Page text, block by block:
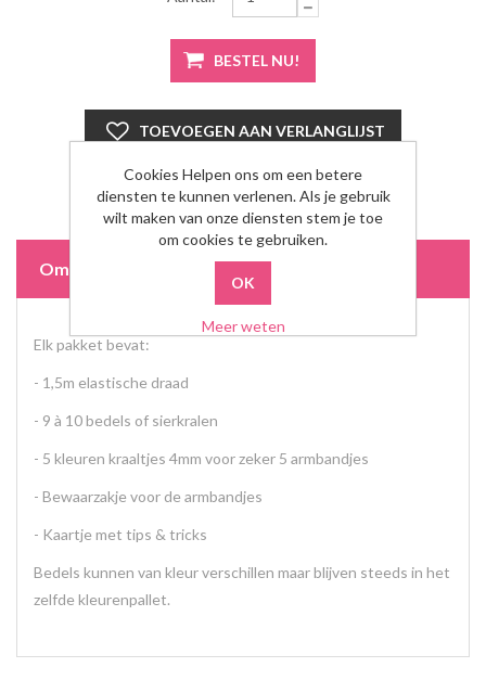
Omschrijving
Elk pakket bevat:
- 1,5m elastische draad
- 9 à 10 bedels of sierkralen
- 5 kleuren kraaltjes 4mm voor zeker 5 armbandjes
- Bewaarzakje voor de armbandjes
- Kaartje met tips & tricks
Bedels kunnen van kleur verschillen maar blijven steeds in het
zelfde kleurenpallet.
Cookies Helpen ons om een betere
diensten te kunnen verlenen. Als je gebruik
wilt maken van onze diensten stem je toe
om cookies te gebruiken.
Meer weten